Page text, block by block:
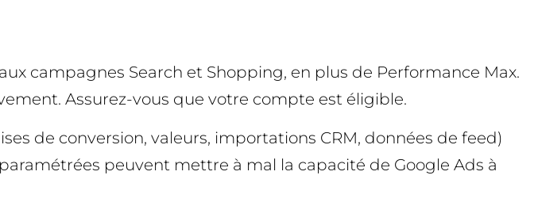
campagnes Search et Shopping, en plus de Performance Max.
Assurez-vous que votre compte est éligible.
de conversion, valeurs, importations CRM, données de feed)
peuvent mettre à mal la capacité de Google Ads à